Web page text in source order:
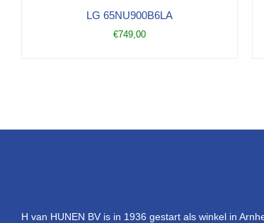
LG 65NU900B6LA
€749,00
H van HUNEN BV is in 1936 gestart als winkel in